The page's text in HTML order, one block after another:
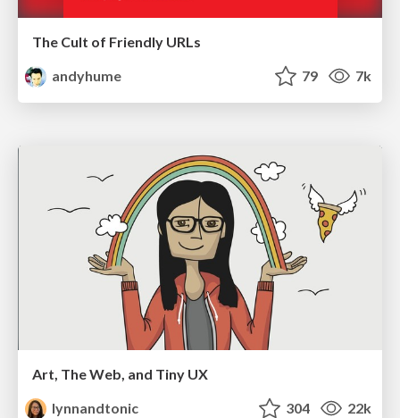
The Cult of Friendly URLs
andyhume
79 7k
Art, The Web, and Tiny UX
lynnandtonic
304 22k